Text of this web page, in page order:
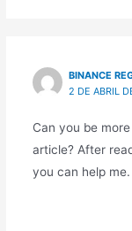
BINANCE
2 DE ABRIL
Can you be
article? After
you can help me.